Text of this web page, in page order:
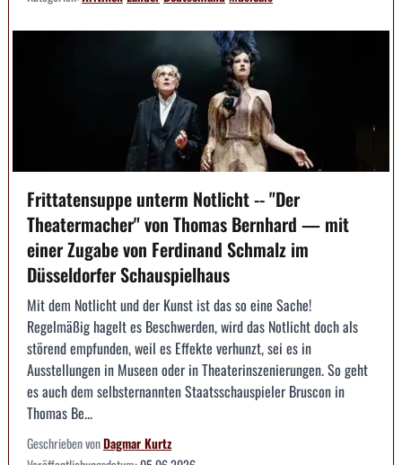
Frittatensuppe unterm Notlicht -- "Der
Theatermacher" von Thomas Bernhard — mit
einer Zugabe von Ferdinand Schmalz im
Düsseldorfer Schauspielhaus
Mit dem Notlicht und der Kunst ist das so eine Sache!
Regelmäßig hagelt es Beschwerden, wird das Notlicht doch als
störend empfunden, weil es Effekte verhunzt, sei es in
Ausstellungen in Museen oder in Theaterinszenierungen. So geht
es auch dem selbsternannten Staatsschauspieler Bruscon in
Thomas Be...
Geschrieben vonDagmar Kurtz